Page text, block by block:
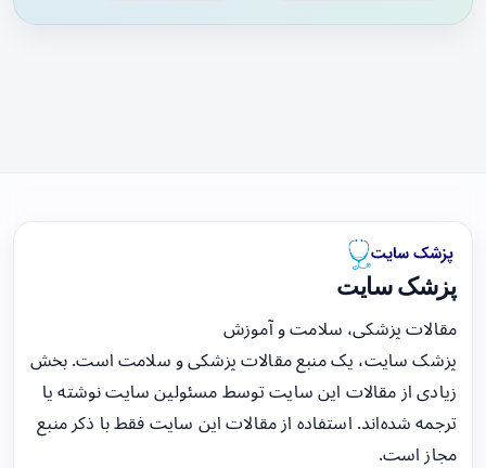
پزشک سایت
مقالات پزشکی، سلامت و آموزش
پزشک سایت، یک منبع مقالات پزشکی و سلامت است. بخش
زیادی از مقالات این سایت توسط مسئولین سایت نوشته یا
ترجمه شده‌اند. استفاده از مقالات این سایت فقط با ذکر منبع
مجاز است.